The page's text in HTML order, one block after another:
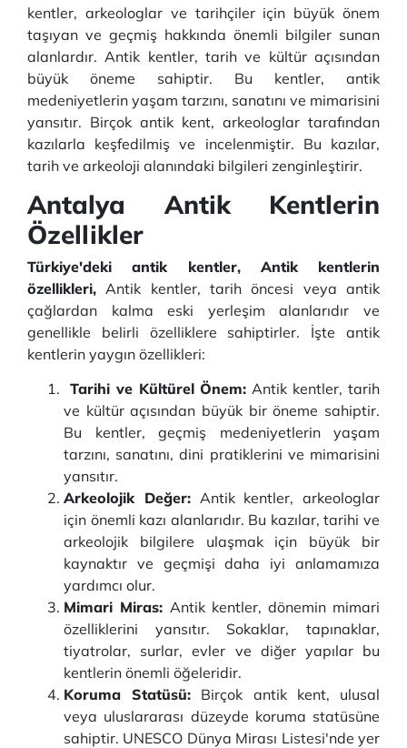
kentler, arkeologlar ve tarihçiler için büyük önem
taşıyan ve geçmiş hakkında önemli bilgiler sunan
alanlardır. Antik kentler, tarih ve kültür açısından
büyük öneme sahiptir. Bu kentler, antik
medeniyetlerin yaşam tarzını, sanatını ve mimarisini
yansıtır. Birçok antik kent, arkeologlar tarafından
kazılarla keşfedilmiş ve incelenmiştir. Bu kazılar,
tarih ve arkeoloji alanındaki bilgileri zenginleştirir.
Antalya Antik Kentlerin
Özellikler
Türkiye'deki antik kentler, Antik kentlerin
özellikleri, Antik kentler, tarih öncesi veya antik
çağlardan kalma eski yerleşim alanlarıdır ve
genellikle belirli özelliklere sahiptirler. İşte antik
kentlerin yaygın özellikleri:
Tarihi ve Kültürel Önem: Antik kentler, tarih
ve kültür açısından büyük bir öneme sahiptir.
Bu kentler, geçmiş medeniyetlerin yaşam
tarzını, sanatını, dini pratiklerini ve mimarisini
yansıtır.
Arkeolojik Değer:Antik kentler, arkeologlar
için önemli kazı alanlarıdır. Bu kazılar, tarihi ve
arkeolojik bilgilere ulaşmak için büyük bir
kaynaktır ve geçmişi daha iyi anlamamıza
yardımcı olur.
Mimari Miras: Antik kentler, dönemin mimari
özelliklerini yansıtır. Sokaklar, tapınaklar,
tiyatrolar, surlar, evler ve diğer yapılar bu
kentlerin önemli öğeleridir.
Koruma Statüsü: Birçok antik kent, ulusal
veya uluslararası düzeyde koruma statüsüne
sahiptir. UNESCO Dünya Mirası Listesi'nde yer